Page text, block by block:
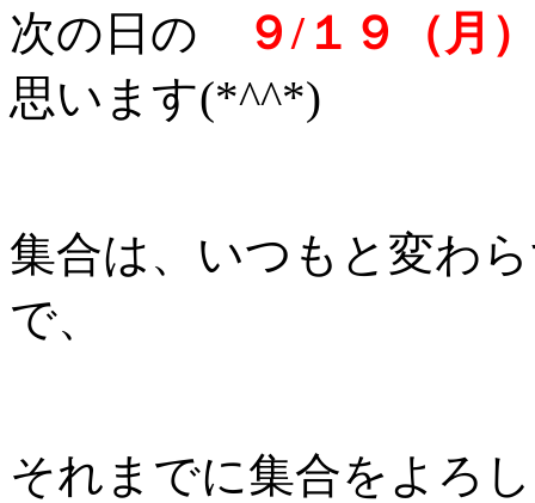
次の日の
９/１９（月
思います(*^^*)
集合は、いつもと変わ
で、
それまでに集合をよろ